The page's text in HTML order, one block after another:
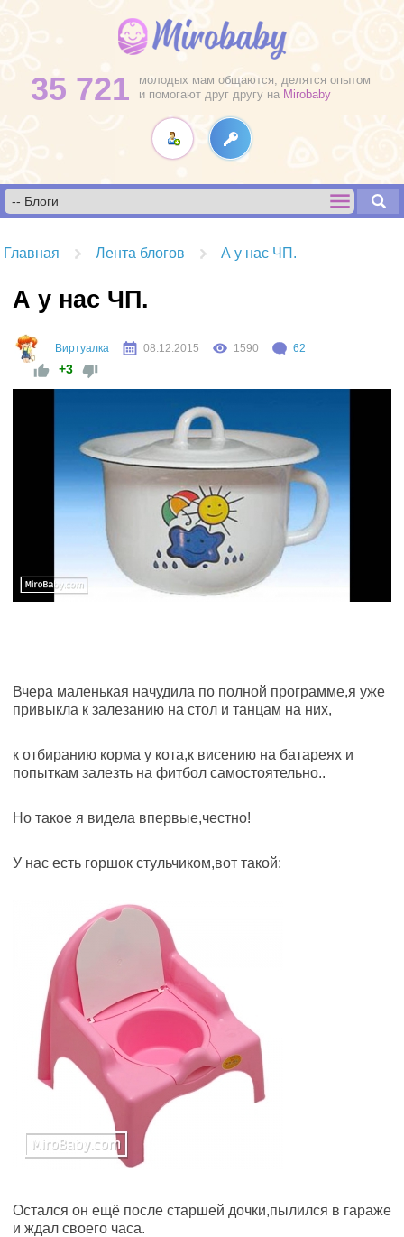
35 721
молодых мам общаются, делятся опытом
и помогают друг другу на Mirobaby
Главная Лента блогов А у нас ЧП.
А у нас ЧП.
Виртуалка 08.12.2015 1590 62
+3
Вчера маленькая начудила по полной программе,я уже
привыкла к залезанию на стол и танцам на них,
к отбиранию корма у кота,к висению на батареях и
попыткам залезть на фитбол самостоятельно..
Но такое я видела впервые,честно!
У нас есть горшок стульчиком,вот такой:
Остался он ещё после старшей дочки,пылился в гараже
и ждал своего часа.